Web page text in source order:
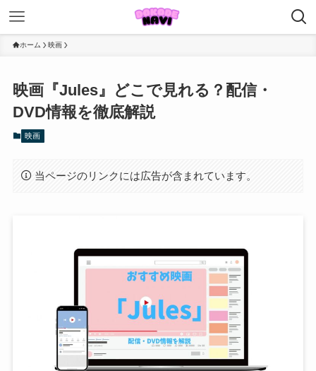
ホーム 映画
映画『Jules』どこで見れる？配信・
DVD情報を徹底解説
映画
当ページのリンクには広告が含まれています。